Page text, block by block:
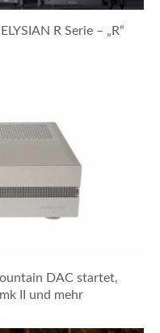
R Serie – „R“
DAC startet,
II und mehr